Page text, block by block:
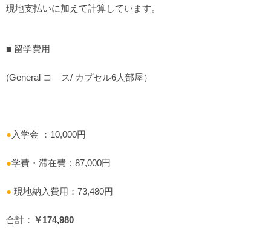
現地支払いに加えて計算しています。
■ 留学費用
(General コ―ス/ カプセル6人部屋）
● 入学金 ：10,000円
●学費・滞在費：87,000円
● 現地納入費用：73,480円
合計： ￥174,980